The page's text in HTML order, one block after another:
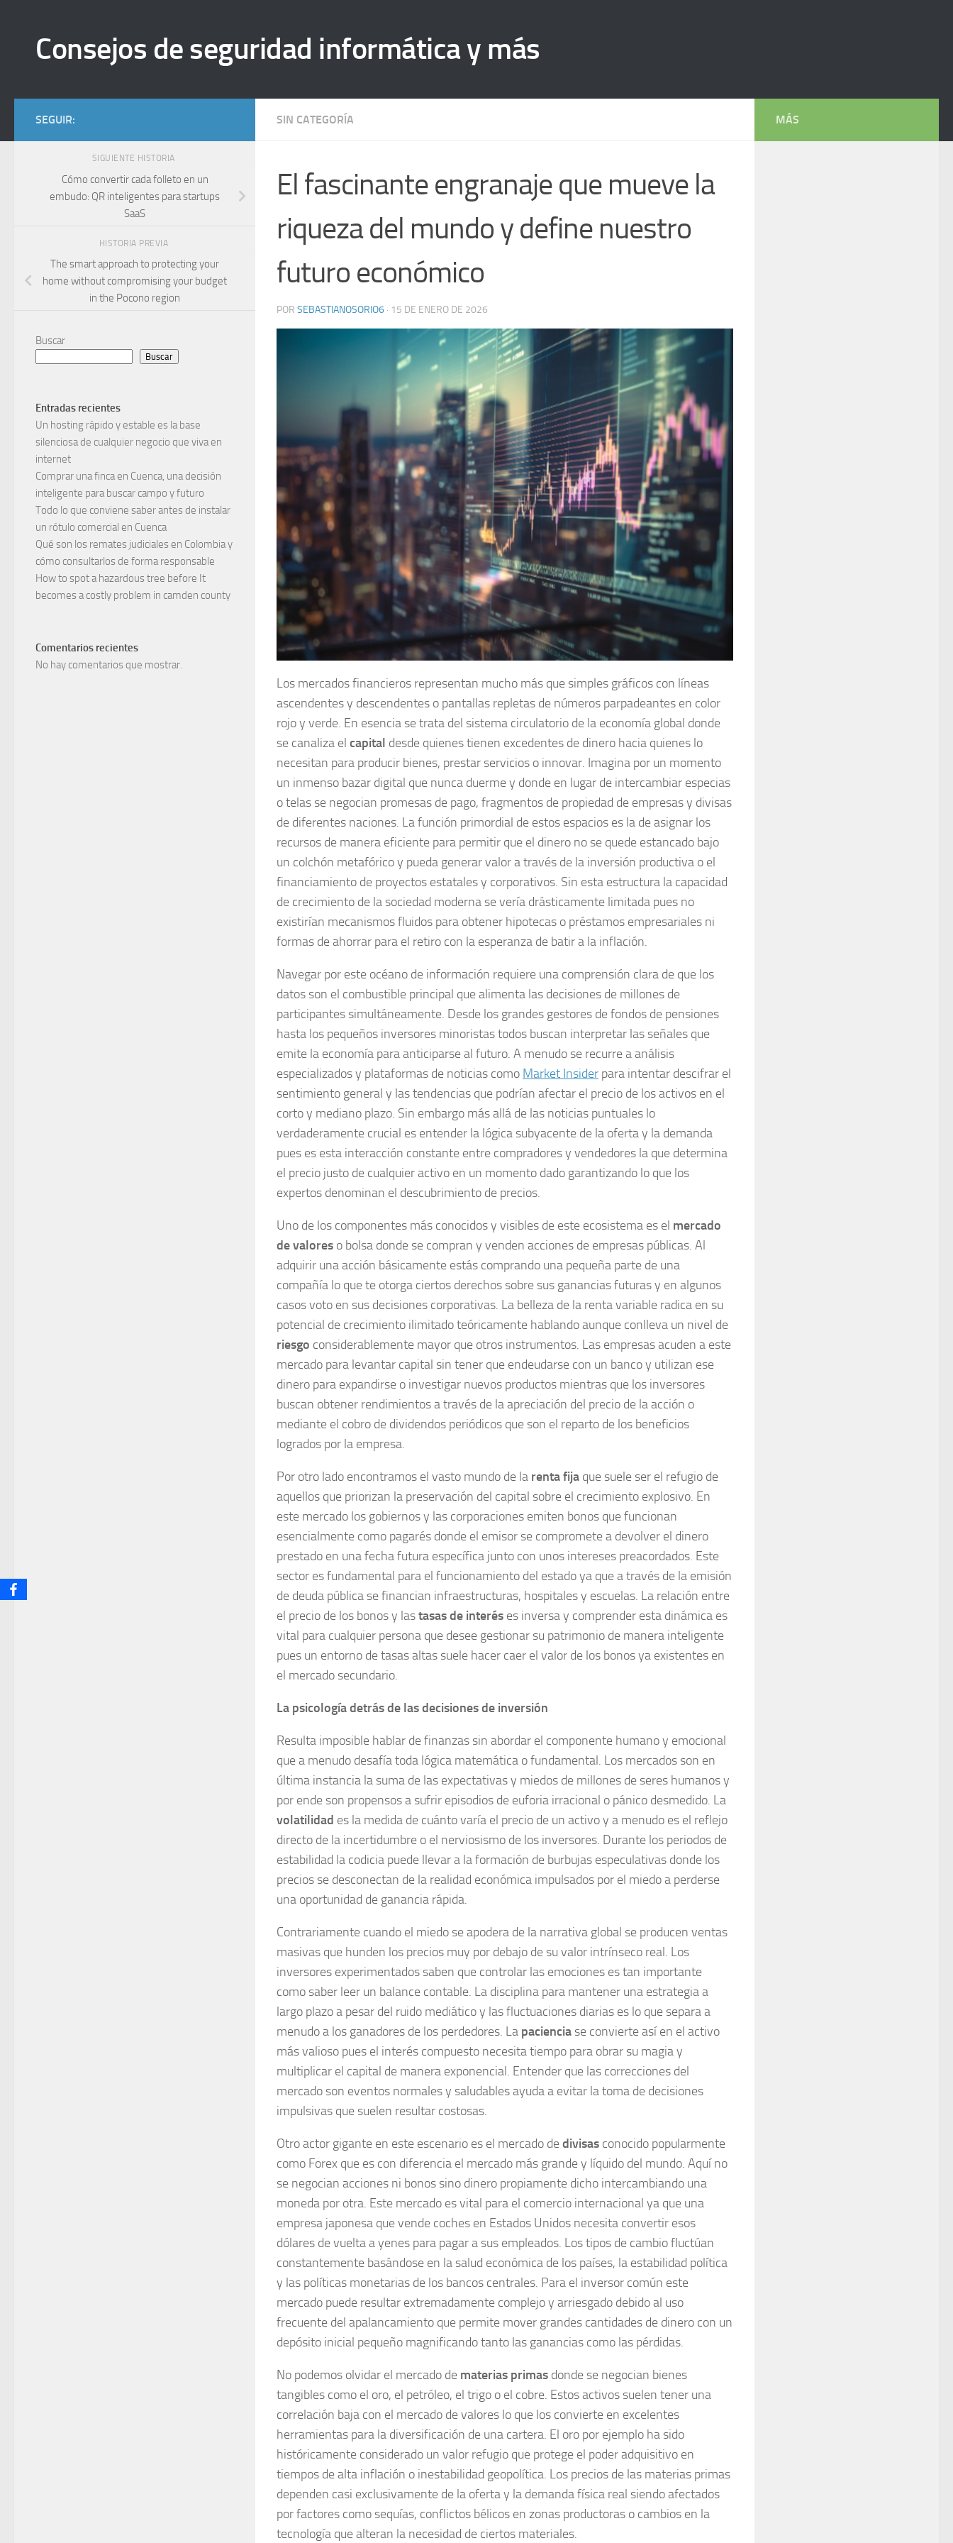
Consejos de seguridad informática y más
SIN CATEGORÍA
El fascinante engranaje que mueve la
riqueza del mundo y define nuestro
futuro económico
POR SEBASTIANOSORIO6 · 15 DE ENERO DE 2026
Los mercados financieros representan mucho más que simples gráficos con líneas
ascendentes y descendentes o pantallas repletas de números parpadeantes en color
rojo y verde. En esencia se trata del sistema circulatorio de la economía global donde
se canaliza el capital desde quienes tienen excedentes de dinero hacia quienes lo
necesitan para producir bienes, prestar servicios o innovar. Imagina por un momento
un inmenso bazar digital que nunca duerme y donde en lugar de intercambiar especias
o telas se negocian promesas de pago, fragmentos de propiedad de empresas y divisas
de diferentes naciones. La función primordial de estos espacios es la de asignar los
recursos de manera eficiente para permitir que el dinero no se quede estancado bajo
un colchón metafórico y pueda generar valor a través de la inversión productiva o el
financiamiento de proyectos estatales y corporativos. Sin esta estructura la capacidad
de crecimiento de la sociedad moderna se vería drásticamente limitada pues no
existirían mecanismos fluidos para obtener hipotecas o préstamos empresariales ni
formas de ahorrar para el retiro con la esperanza de batir a la inflación.
Navegar por este océano de información requiere una comprensión clara de que los
datos son el combustible principal que alimenta las decisiones de millones de
participantes simultáneamente. Desde los grandes gestores de fondos de pensiones
hasta los pequeños inversores minoristas todos buscan interpretar las señales que
emite la economía para anticiparse al futuro. A menudo se recurre a análisis
especializados y plataformas de noticias como Market Insider para intentar descifrar el
sentimiento general y las tendencias que podrían afectar el precio de los activos en el
corto y mediano plazo. Sin embargo más allá de las noticias puntuales lo
verdaderamente crucial es entender la lógica subyacente de la oferta y la demanda
pues es esta interacción constante entre compradores y vendedores la que determina
el precio justo de cualquier activo en un momento dado garantizando lo que los
expertos denominan el descubrimiento de precios.
Uno de los componentes más conocidos y visibles de este ecosistema es el mercado
de valores o bolsa donde se compran y venden acciones de empresas públicas. Al
adquirir una acción básicamente estás comprando una pequeña parte de una
compañía lo que te otorga ciertos derechos sobre sus ganancias futuras y en algunos
casos voto en sus decisiones corporativas. La belleza de la renta variable radica en su
potencial de crecimiento ilimitado teóricamente hablando aunque conlleva un nivel de
riesgo considerablemente mayor que otros instrumentos. Las empresas acuden a este
mercado para levantar capital sin tener que endeudarse con un banco y utilizan ese
dinero para expandirse o investigar nuevos productos mientras que los inversores
buscan obtener rendimientos a través de la apreciación del precio de la acción o
mediante el cobro de dividendos periódicos que son el reparto de los beneficios
logrados por la empresa.
Por otro lado encontramos el vasto mundo de la renta fija que suele ser el refugio de
aquellos que priorizan la preservación del capital sobre el crecimiento explosivo. En
este mercado los gobiernos y las corporaciones emiten bonos que funcionan
esencialmente como pagarés donde el emisor se compromete a devolver el dinero
prestado en una fecha futura específica junto con unos intereses preacordados. Este
sector es fundamental para el funcionamiento del estado ya que a través de la emisión
de deuda pública se financian infraestructuras, hospitales y escuelas. La relación entre
el precio de los bonos y lastasas de interés es inversa y comprender esta dinámica es
vital para cualquier persona que desee gestionar su patrimonio de manera inteligente
pues un entorno de tasas altas suele hacer caer el valor de los bonos ya existentes en
el mercado secundario.
La psicología detrás de las decisiones de inversión
Resulta imposible hablar de finanzas sin abordar el componente humano y emocional
que a menudo desafía toda lógica matemática o fundamental. Los mercados son en
última instancia la suma de las expectativas y miedos de millones de seres humanos y
por ende son propensos a sufrir episodios de euforia irracional o pánico desmedido. La
volatilidad es la medida de cuánto varía el precio de un activo y a menudo es el reflejo
directo de la incertidumbre o el nerviosismo de los inversores. Durante los periodos de
estabilidad la codicia puede llevar a la formación de burbujas especulativas donde los
precios se desconectan de la realidad económica impulsados por el miedo a perderse
una oportunidad de ganancia rápida.
Contrariamente cuando el miedo se apodera de la narrativa global se producen ventas
masivas que hunden los precios muy por debajo de su valor intrínseco real. Los
inversores experimentados saben que controlar las emociones es tan importante
como saber leer un balance contable. La disciplina para mantener una estrategia a
largo plazo a pesar del ruido mediático y las fluctuaciones diarias es lo que separa a
menudo a los ganadores de los perdedores. La paciencia se convierte así en el activo
más valioso pues el interés compuesto necesita tiempo para obrar su magia y
multiplicar el capital de manera exponencial. Entender que las correcciones del
mercado son eventos normales y saludables ayuda a evitar la toma de decisiones
impulsivas que suelen resultar costosas.
Otro actor gigante en este escenario es el mercado dedivisas conocido popularmente
como Forex que es con diferencia el mercado más grande y líquido del mundo. Aquí no
se negocian acciones ni bonos sino dinero propiamente dicho intercambiando una
moneda por otra. Este mercado es vital para el comercio internacional ya que una
empresa japonesa que vende coches en Estados Unidos necesita convertir esos
dólares de vuelta a yenes para pagar a sus empleados. Los tipos de cambio fluctúan
constantemente basándose en la salud económica de los países, la estabilidad política
y las políticas monetarias de los bancos centrales. Para el inversor común este
mercado puede resultar extremadamente complejo y arriesgado debido al uso
frecuente del apalancamiento que permite mover grandes cantidades de dinero con un
depósito inicial pequeño magnificando tanto las ganancias como las pérdidas.
No podemos olvidar el mercado de materias primas donde se negocian bienes
tangibles como el oro, el petróleo, el trigo o el cobre. Estos activos suelen tener una
correlación baja con el mercado de valores lo que los convierte en excelentes
herramientas para la diversificación de una cartera. El oro por ejemplo ha sido
históricamente considerado un valor refugio que protege el poder adquisitivo en
tiempos de alta inflación o inestabilidad geopolítica. Los precios de las materias primas
dependen casi exclusivamente de la oferta y la demanda física real siendo afectados
por factores como sequías, conflictos bélicos en zonas productoras o cambios en la
tecnología que alteran la necesidad de ciertos materiales.
SEGUIR:
SIGUIENTE HISTORIA
Cómo convertir cada folleto en un
embudo: QR inteligentes para startups
SaaS
HISTORIA PREVIA
The smart approach to protecting your
home without compromising your budget
in the Pocono region
Buscar
Buscar
Entradas recientes
Un hosting rápido y estable es la base
silenciosa de cualquier negocio que viva en
internet
Comprar una finca en Cuenca, una decisión
inteligente para buscar campo y futuro
Todo lo que conviene saber antes de instalar
un rótulo comercial en Cuenca
Qué son los remates judiciales en Colombia y
cómo consultarlos de forma responsable
How to spot a hazardous tree before It
becomes a costly problem in camden county
Comentarios recientes
No hay comentarios que mostrar.
MÁS